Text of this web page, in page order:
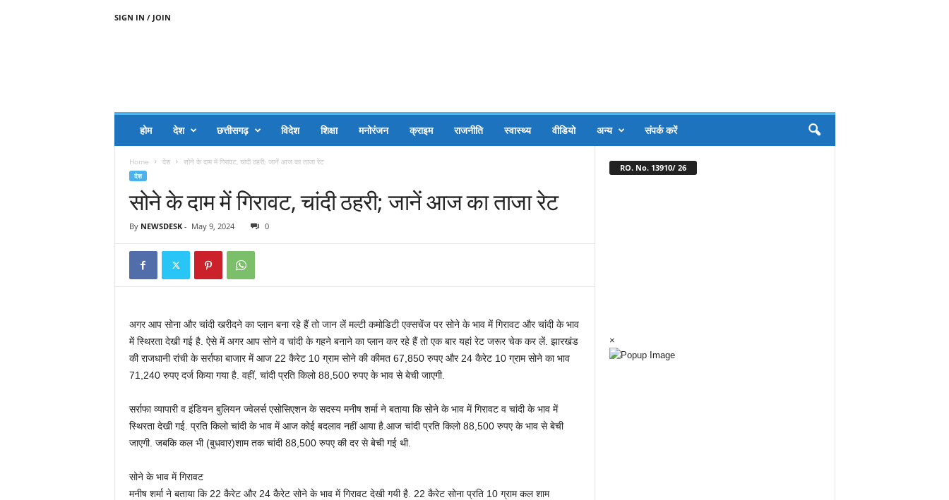
SIGN IN / JOIN
होम देश छत्तीसगढ़ विदेश शिक्षा मनोरंजन क्राइम राजनीति स्वास्थ्य वीडियो अन्य संपर्क करें
Home देश सोने के दाम में गिरावट, चांदी ठहरी; जानें आज का ताजा रेट
देश
सोने के दाम में गिरावट, चांदी ठहरी; जानें आज का ताजा रेट
By NEWSDESK- May 9, 2024 0
अगर आप सोना और चांदी खरीदने का प्लान बना रहे हैं तो जान लें मल्टी कमोडिटी एक्सचेंज पर सोने के भाव में गिरावट और चांदी के भाव
में स्थिरता देखी गई है. ऐसे में अगर आप सोने व चांदी के गहने बनाने का प्लान कर रहे हैं तो एक बार यहां रेट जरूर चेक कर लें. झारखंड
की राजधानी रांची के सर्राफा बाजार में आज 22 कैरेट 10 ग्राम सोने की कीमत 67,850 रुपए और 24 कैरेट 10 ग्राम सोने का भाव
71,240 रुपए दर्ज किया गया है. वहीं, चांदी प्रति किलो 88,500 रुपए के भाव से बेची जाएगी.
सर्राफा व्यापारी व इंडियन बुलियन ज्वेलर्स एसोसिएशन के सदस्य मनीष शर्मा ने बताया कि सोने के भाव में गिरावट व चांदी के भाव में
स्थिरता देखी गई. प्रति किलो चांदी के भाव में आज कोई बदलाव नहीं आया है.आज चांदी प्रति किलो 88,500 रुपए के भाव से बेची
जाएगी. जबकि कल भी (बुधवार)शाम तक चांदी 88,500 रुपए की दर से बेची गई थी.
सोने के भाव में गिरावट
मनीष शर्मा ने बताया कि 22 कैरेट और 24 कैरेट सोने के भाव में गिरावट देखी गयी है. 22 कैरेट सोना प्रति 10 ग्राम कल शाम
RO. No. 13910/ 26
×